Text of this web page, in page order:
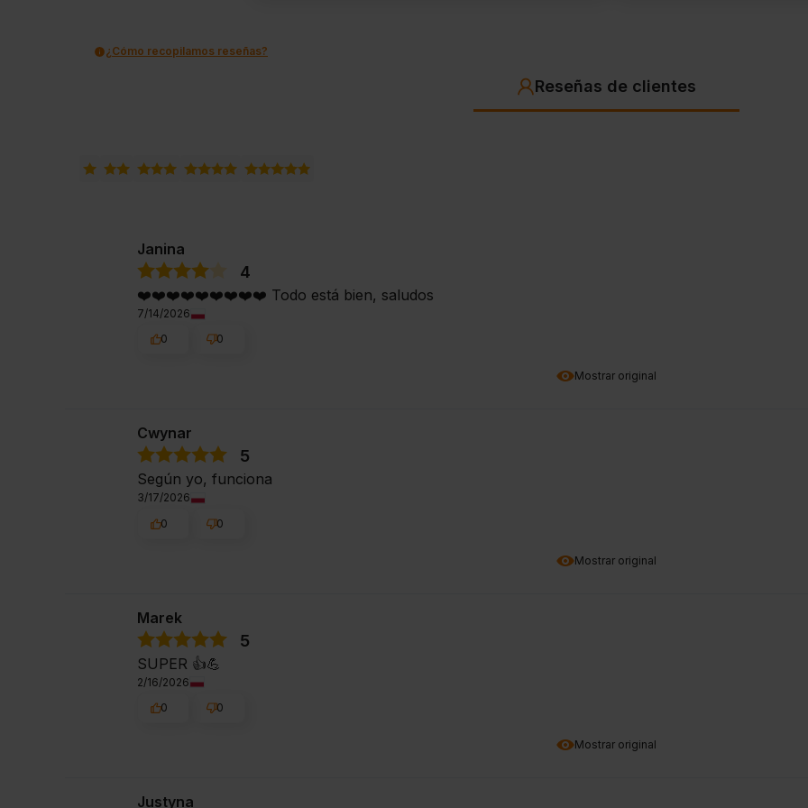
¿Cómo recopilamos reseñas?
Reseñas de clientes
Mostrar original
Janina
4
❤️❤️❤️❤️❤️❤️❤️❤️❤️ Todo está bien, saludos
7/14/2026
0
0
Mostrar original
Cwynar
5
Según yo, funciona
3/17/2026
0
0
Mostrar original
Marek
5
SUPER 👍️💪
2/16/2026
0
0
Justyna